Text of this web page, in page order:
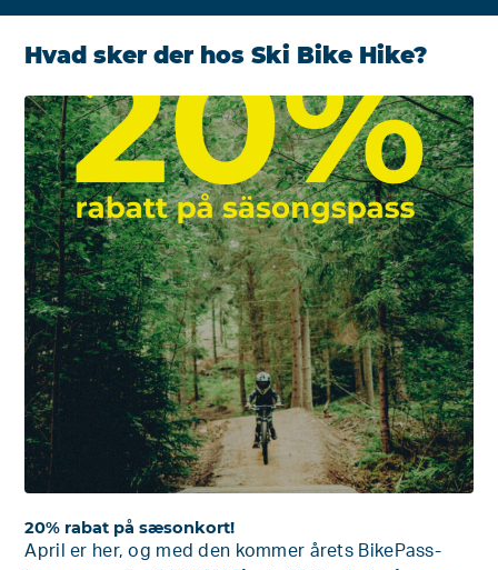
Hvad sker der hos Ski Bike Hike?
20% rabat på sæsonkort!
April er her, og med den kommer årets BikePass-